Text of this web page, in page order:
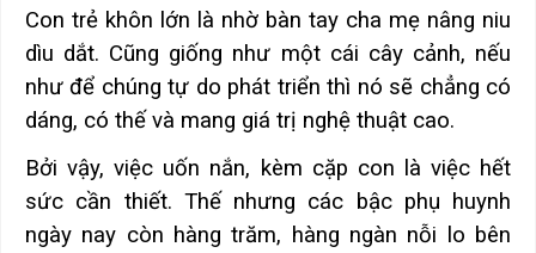
Con trẻ khôn lớn là nhờ bàn tay cha mẹ nâng niu
dìu dắt. Cũng giống như một cái cây cảnh, nếu
như để chúng tự do phát triển thì nó sẽ chẳng có
dáng, có thế và mang giá trị nghệ thuật cao.
Bởi vậy, việc uốn nắn, kèm cặp con là việc hết
sức cần thiết. Thế nhưng các bậc phụ huynh
ngày nay còn hàng trăm, hàng ngàn nỗi lo bên